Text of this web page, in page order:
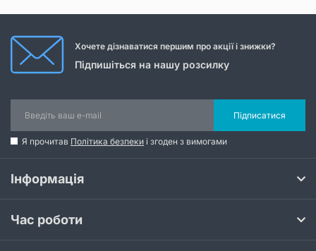
Хочете дізнаватися першим про акції і знижки?
Підпишіться на нашу розсилку
Підписатися
Я прочитав Політика безпеки і згоден з вимогами
Інформація
Час роботи